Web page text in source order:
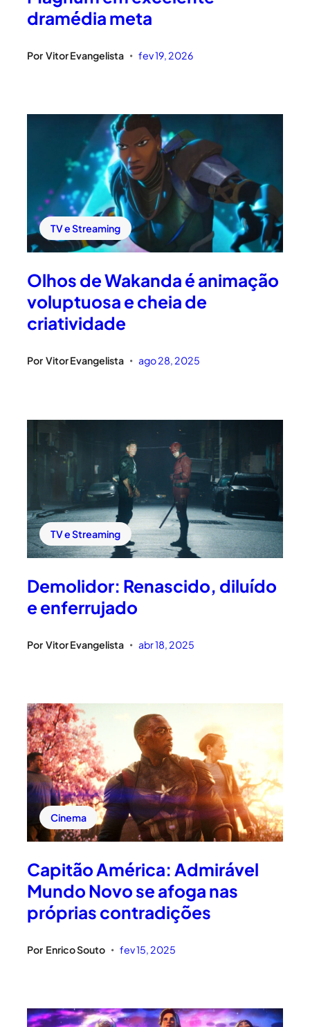
dramédia meta
Por Vitor Evangelista • fev 19, 2026
TV e Streaming
Olhos de Wakanda é animação
voluptuosa e cheia de
criatividade
Por Vitor Evangelista • ago 28, 2025
TV e Streaming
Demolidor: Renascido, diluído
e enferrujado
Por Vitor Evangelista • abr 18, 2025
Cinema
Capitão América: Admirável
Mundo Novo se afoga nas
próprias contradições
Por Enrico Souto • fev 15, 2025